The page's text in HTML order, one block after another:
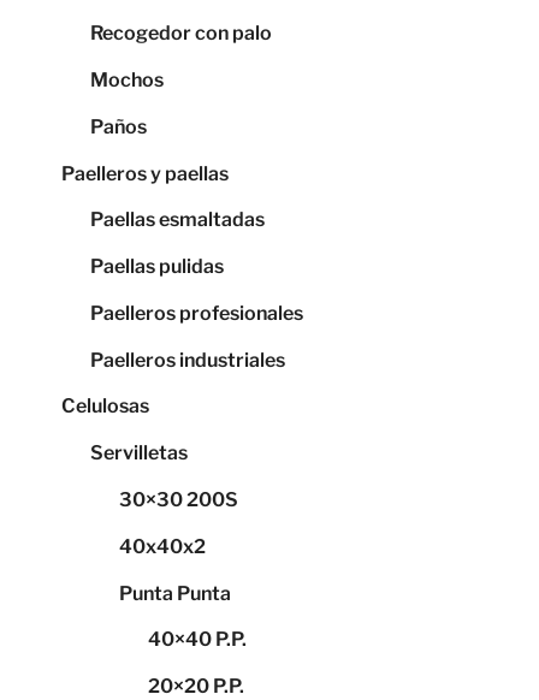
Recogedor con palo
Mochos
Paños
Paelleros y paellas
Paellas esmaltadas
Paellas pulidas
Paelleros profesionales
Paelleros industriales
Celulosas
Servilletas
30×30 200S
40x40x2
Punta Punta
40×40 P.P.
20×20 P.P.